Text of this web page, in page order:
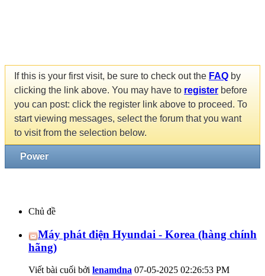
If this is your first visit, be sure to check out the FAQ by
clicking the link above. You may have to register before
you can post: click the register link above to proceed. To
start viewing messages, select the forum that you want
to visit from the selection below.
Power
Chủ đề
Máy phát điện Hyundai - Korea (hàng chính
hãng)
Viết bài cuối bởi lenamdna 07-05-2025 02:26:53 PM